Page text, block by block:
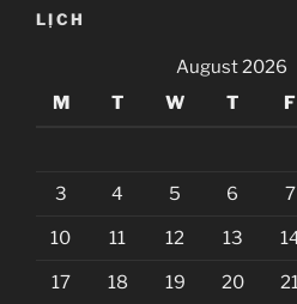
LỊCH
August 2026
M
T W T F
3 4 5 6 7
10 11 12 13
17 18 19 20